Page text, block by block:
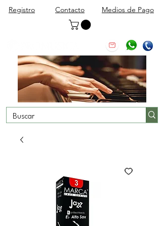
Registro Contacto Medios de Pago